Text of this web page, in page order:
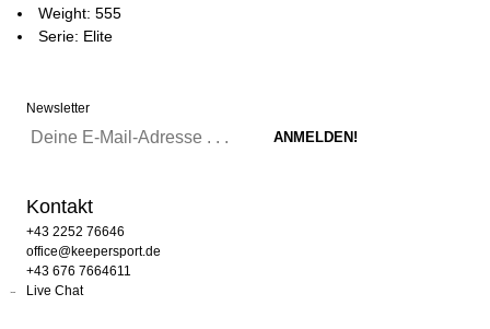
Weight: 555
Serie: Elite
Newsletter
Kontakt
+43 2252 76646
office@keepersport.de
+43 676 7664611
Live Chat